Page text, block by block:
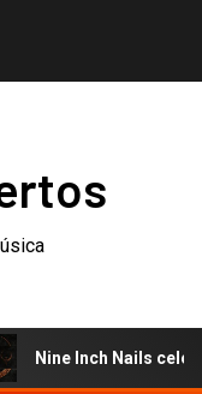
Inch Nails celebran el